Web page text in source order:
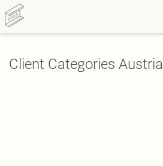
Client Categories